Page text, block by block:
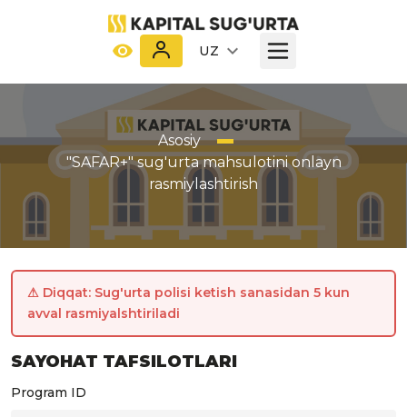
UZ
Asosiy
"SAFAR+" sug'urta mahsulotini onlayn
rasmiylashtirish
⚠ Diqqat: Sug'urta polisi ketish sanasidan 5 kun
avval rasmiyalshtiriladi
SAYOHAT TAFSILOTLARI
Program ID